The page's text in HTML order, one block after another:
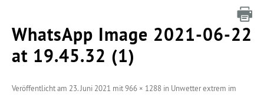
WhatsApp Image 2021-06-22
at 19.45.32 (1)
Veröffentlicht am 23. Juni 2021 mit966 × 1288 in Unwetter extrem im